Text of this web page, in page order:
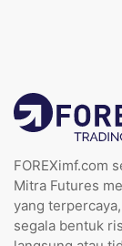
FOREXimf.com
Mitra Futures
yang
segala bentuk